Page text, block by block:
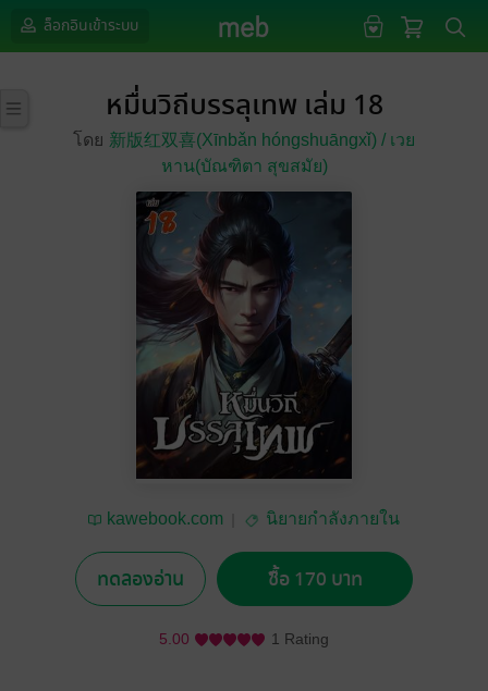
ล็อกอินเข้าระบบ
หมื่นวิถีบรรลุเทพ เล่ม 18
โดย 新版红双喜(Xīnbǎn hóngshuāngxǐ) / เวย
หาน(บัณฑิตา สุขสมัย)
kawebook.com นิยายกำลังภายใน
ทดลองอ่าน ซื้อ 170 บาท
5.00 1 Rating